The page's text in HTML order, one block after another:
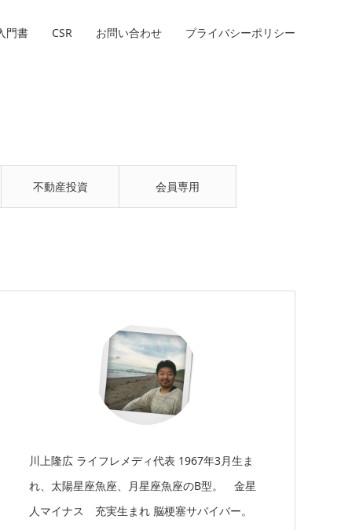
不動産投資 会員専用
門書 CSR お問い合わせ プライバシーポリシー
川上隆広 ライフレメディ代表 1967年3月生ま
れ、太陽星座魚座、月星座魚座のB型。 金星
人マイナス 充実生まれ 脳梗塞サバイバー。